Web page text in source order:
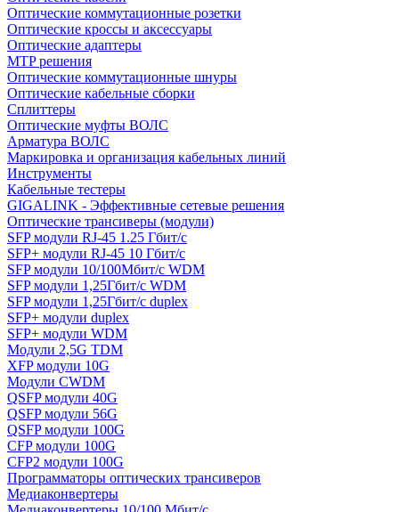
Оптические коммутационные розетки
Оптические кроссы и аксессуары
Оптические адаптеры
MTP решения
Оптические коммутационные шнуры
Оптические кабельные сборки
Сплиттеры
Оптические муфты ВОЛС
Арматура ВОЛС
Маркировка и организация кабельных линий
Инструменты
Кабельные тестеры
GIGALINK - Эффективные сетевые решения
Оптические трансиверы (модули)
SFP модули RJ-45 1.25 Гбит/c
SFP+ модули RJ-45 10 Гбит/c
SFP модули 10/100Мбит/с WDM
SFP модули 1,25Гбит/с WDM
SFP модули 1,25Гбит/с duplex
SFP+ модули duplex
SFP+ модули WDM
Модули 2,5G TDM
XFP модули 10G
Модули CWDM
QSFP модули 40G
QSFP модули 56G
QSFP модули 100G
CFP модули 100G
CFP2 модули 100G
Программаторы оптических трансиверов
Медиаконвертеры